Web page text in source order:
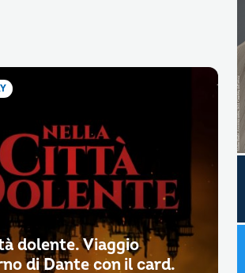
dolente. Viaggio
di Dante con il card.